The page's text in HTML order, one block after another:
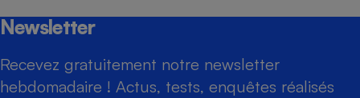
Newsletter
Recevez gratuitement notre newsletter
hebdomadaire ! Actus, tests, enquêtes réalisés